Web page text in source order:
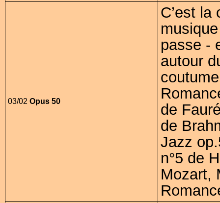
03/02 Opus 50
C’est
passe -
autour
de
de
Jazz
n°5 de
Mozart,